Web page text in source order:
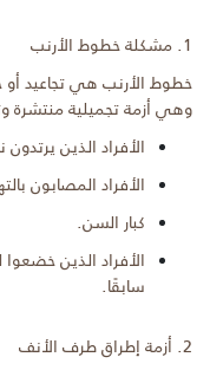
1. مشكلة خطوط الأرنب
خطوط الأرنب هي تجاعيد
وهي أزمة تجميلية منتشرة
الأفراد الذين
الأفراد المصابون
كبار السن.
الأفراد الذين
سابقًا.
2. أزمة إطراق طرف الأنف